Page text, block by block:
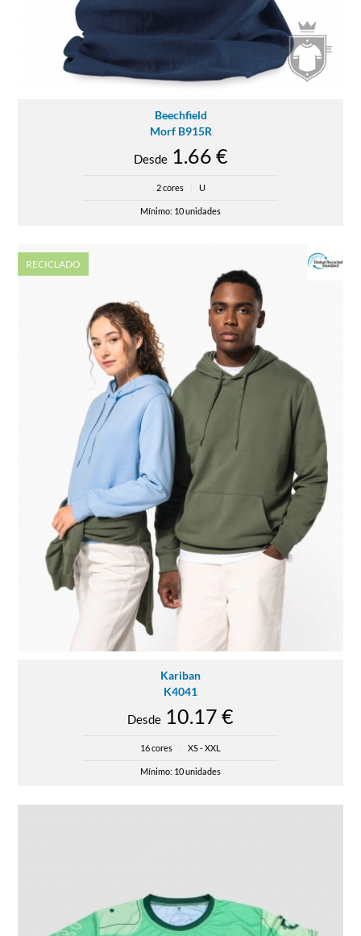
Beechfield
Morf B915R
Desde1.66 €
2 cores U
Mínimo: 10 unidades
RECICLADO
Kariban
K4041
Desde 10.17 €
16 cores XS - XXL
Mínimo: 10 unidades